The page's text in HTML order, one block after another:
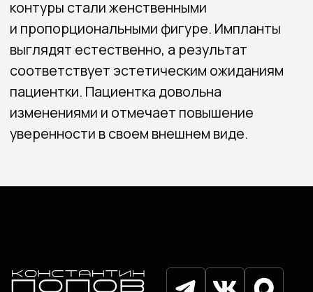
Навигация
Обо мне
Отзывы
Прайс
Услуги
Контакты
Блог
Согласие на обработку
персональных данных
Акции
Портфолио